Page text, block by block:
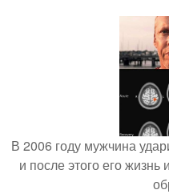
В 2006 году мужчина
и после этого его